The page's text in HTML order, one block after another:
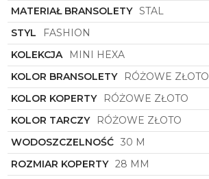
MATERIAŁ BRANSOLETY STAL
STYL
FASHION
KOLEKCJA
MINI HEXA
KOLOR BRANSOLETY
RÓŻOWE ZŁOTO
KOLOR KOPERTY
RÓŻOWE ZŁOTO
KOLOR TARCZY
RÓŻOWE ZŁOTO
WODOSZCZELNOŚĆ 30 M
ROZMIAR KOPERTY 28 MM